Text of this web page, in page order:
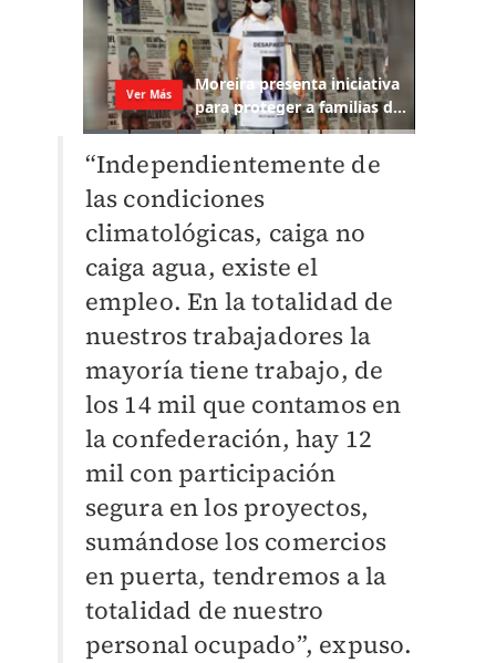
“Independientemente de
las condiciones
climatológicas, caiga no
caiga agua, existe el
empleo. En la totalidad de
nuestros trabajadores la
mayoría tiene trabajo, de
los 14 mil que contamos en
la confederación, hay 12
mil con participación
segura en los proyectos,
sumándose los comercios
en puerta, tendremos a la
totalidad de nuestro
personal ocupado”, expuso.